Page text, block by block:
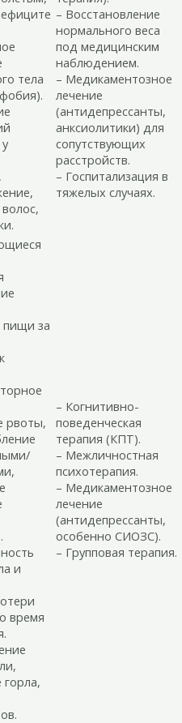
тела
– Восстановление
нормального веса
под медицинским
наблюдением.
– Медикаментозное
лечение
(антидепрессанты,
анксиолитики) для
сопутствующих
расстройств.
– Госпитализация в
тяжелых случаях.
пищи за
рвоты,
и
время
горла,
– Когнитивно-
поведенческая
терапия (КПТ).
– Межличностная
психотерапия.
– Медикаментозное
лечение
(антидепрессанты,
особенно СИОЗС).
– Групповая терапия.